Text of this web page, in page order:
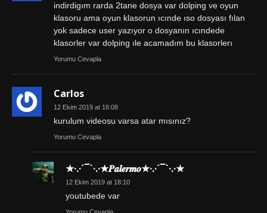
indirdigım rarda 2tane dosya var dolping ve oyun
klasoru ama oyun klasorun ıcınde ıso dosyası fılan
yok sadece user yazıyor o dosyanın ıcındede
klasorler var dolping ıle acamadım bu klasorlerı
Yorumu Cevapla
Carlos
12 Ekim 2019 at 16:08
kurulum videosu varsa atar mısınız?
Yorumu Cevapla
★·.·´¯`·.·★𝑷𝒂𝒍𝒆𝒓𝒎𝒐★·.·´¯`·.·★
12 Ekim 2019 at 18:10
youtubede var